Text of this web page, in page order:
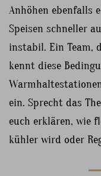
Anhöhen ebenfalls
Speisen schneller
instabil. Ein Team,
kennt diese
ein. Sprecht das
euch erklären, wie
kühler wird oder